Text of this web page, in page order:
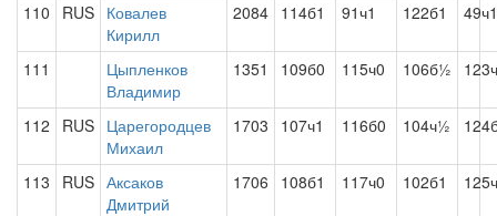
110 RUS Ковалев
Кирилл
2084 114б1 91ч1 122б1 49ч1
111
Цыпленков
Владимир
1351 109б0 115ч0 106б½
112 RUS Царегородцев
Михаил
1703 107ч1 116б0 104ч½
113 RUS Аксаков
Дмитрий
1706 108б1 117ч0 102б1